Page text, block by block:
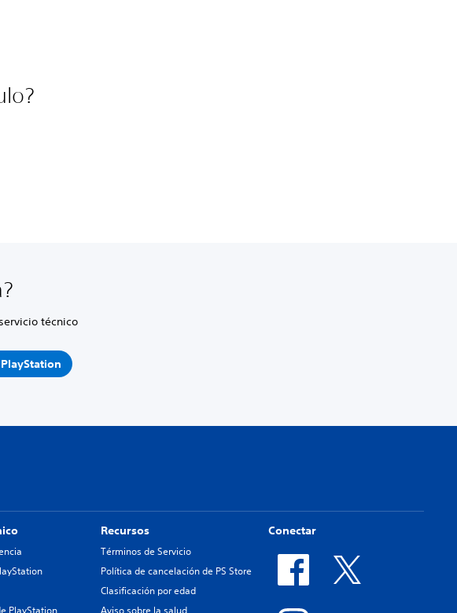
técnico
PlayStation
Recursos
Términos de Servicio
Política de cancelación de PS Store
Clasificación por edad
Aviso sobre la salud
Conectar